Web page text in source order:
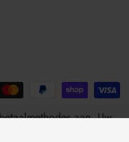
aan. Uw
U kunt met